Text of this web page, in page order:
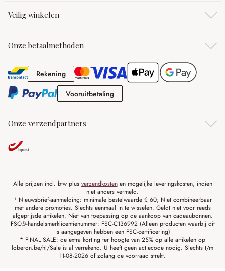
Veilig winkelen
Onze betaalmethoden
RekeningRekening
VooruitbetalingVooruitbetaling
Onze verzendpartners
Alle prijzen incl. btw plus verzendkostenen mogelijke leveringskosten, indien
niet anders vermeld.
¹ Nieuwsbrief-aanmelding: minimale bestelwaarde € 60; Niet combineerbaar
met andere promoties. Slechts eenmaal in te wisselen. Geldt niet voor reeds
afgeprijsde artikelen. Niet van toepassing op de aankoop van cadeaubonnen.
FSC®-handelsmerklicentienummer: FSC-C136992 (Alleen producten waarbij dit
is aangegeven hebben een FSC-certificering)
* FINAL SALE: de extra korting ter hoogte van 25% op alle artikelen op
loberon.be/nl/Sale is al verrekend. U heeft geen actiecode nodig. Slechts t/m
11-08-2026 of zolang de voorraad strekt.